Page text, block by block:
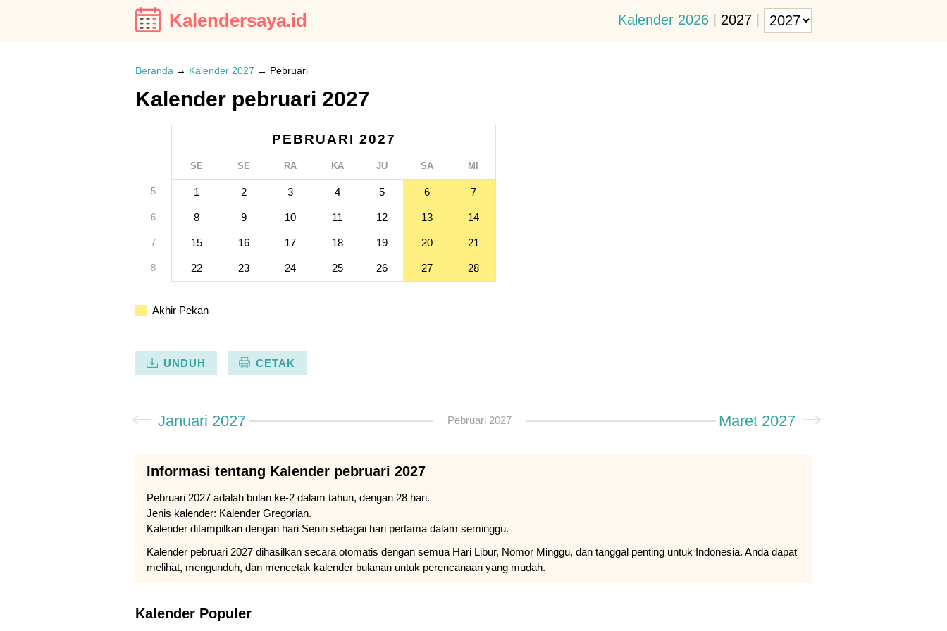
Kalendersaya.id Kalender 2026 | 2027 |
Beranda → Kalender 2027 → Pebruari
Kalender pebruari 2027
PEBRUARI 2027
SE SE RA KA JU SA MI
5 1 2 3 4 5 6 7
6 8 9 10 11 12 13 14
7 15 16 17 18 19 20 21
8 22 23 24 25 26 27 28
Akhir Pekan
UNDUH CETAK
Januari 2027 Pebruari 2027 Maret 2027
Informasi tentang Kalender pebruari 2027
Pebruari 2027 adalah bulan ke-2 dalam tahun, dengan 28 hari.
Jenis kalender: Kalender Gregorian.
Kalender ditampilkan dengan hari Senin sebagai hari pertama dalam seminggu.
Kalender pebruari 2027 dihasilkan secara otomatis dengan semua Hari Libur, Nomor Minggu, dan tanggal penting untuk Indonesia. Anda dapat
melihat, mengunduh, dan mencetak kalender bulanan untuk perencanaan yang mudah.
Kalender Populer